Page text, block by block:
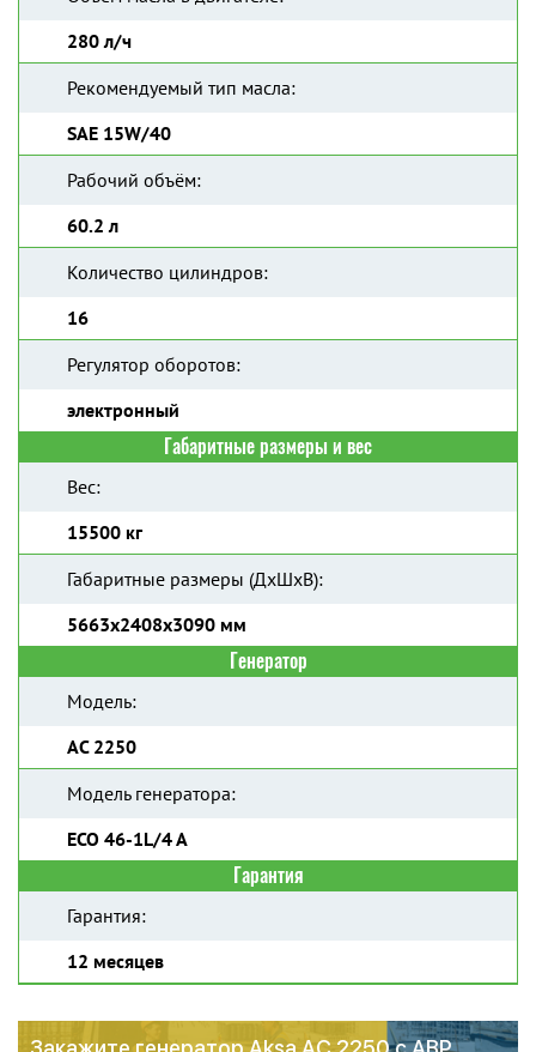
280 л/ч
Рекомендуемый тип масла:
SAE 15W/40
Рабочий объём:
60.2 л
Количество цилиндров:
16
Регулятор оборотов:
электронный
Габаритные размеры и вес
Вес:
15500 кг
Габаритные размеры (ДхШхВ):
5663x2408x3090 мм
Генератор
Модель:
AC 2250
Модель генератора:
ECO 46-1L/4 A
Гарантия
Гарантия:
12 месяцев